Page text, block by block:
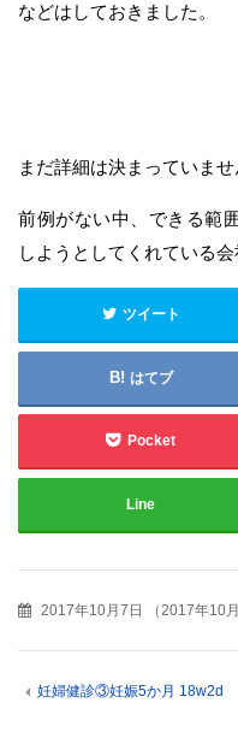
などはしておきました。
まだ詳細は決まっていませ
前例がない中、できる範
しようとしてくれている会
ツイート
はてブ
Pocket
Line
2017年10月7日 （2017年10
妊婦健診③妊娠5か月 18w2d